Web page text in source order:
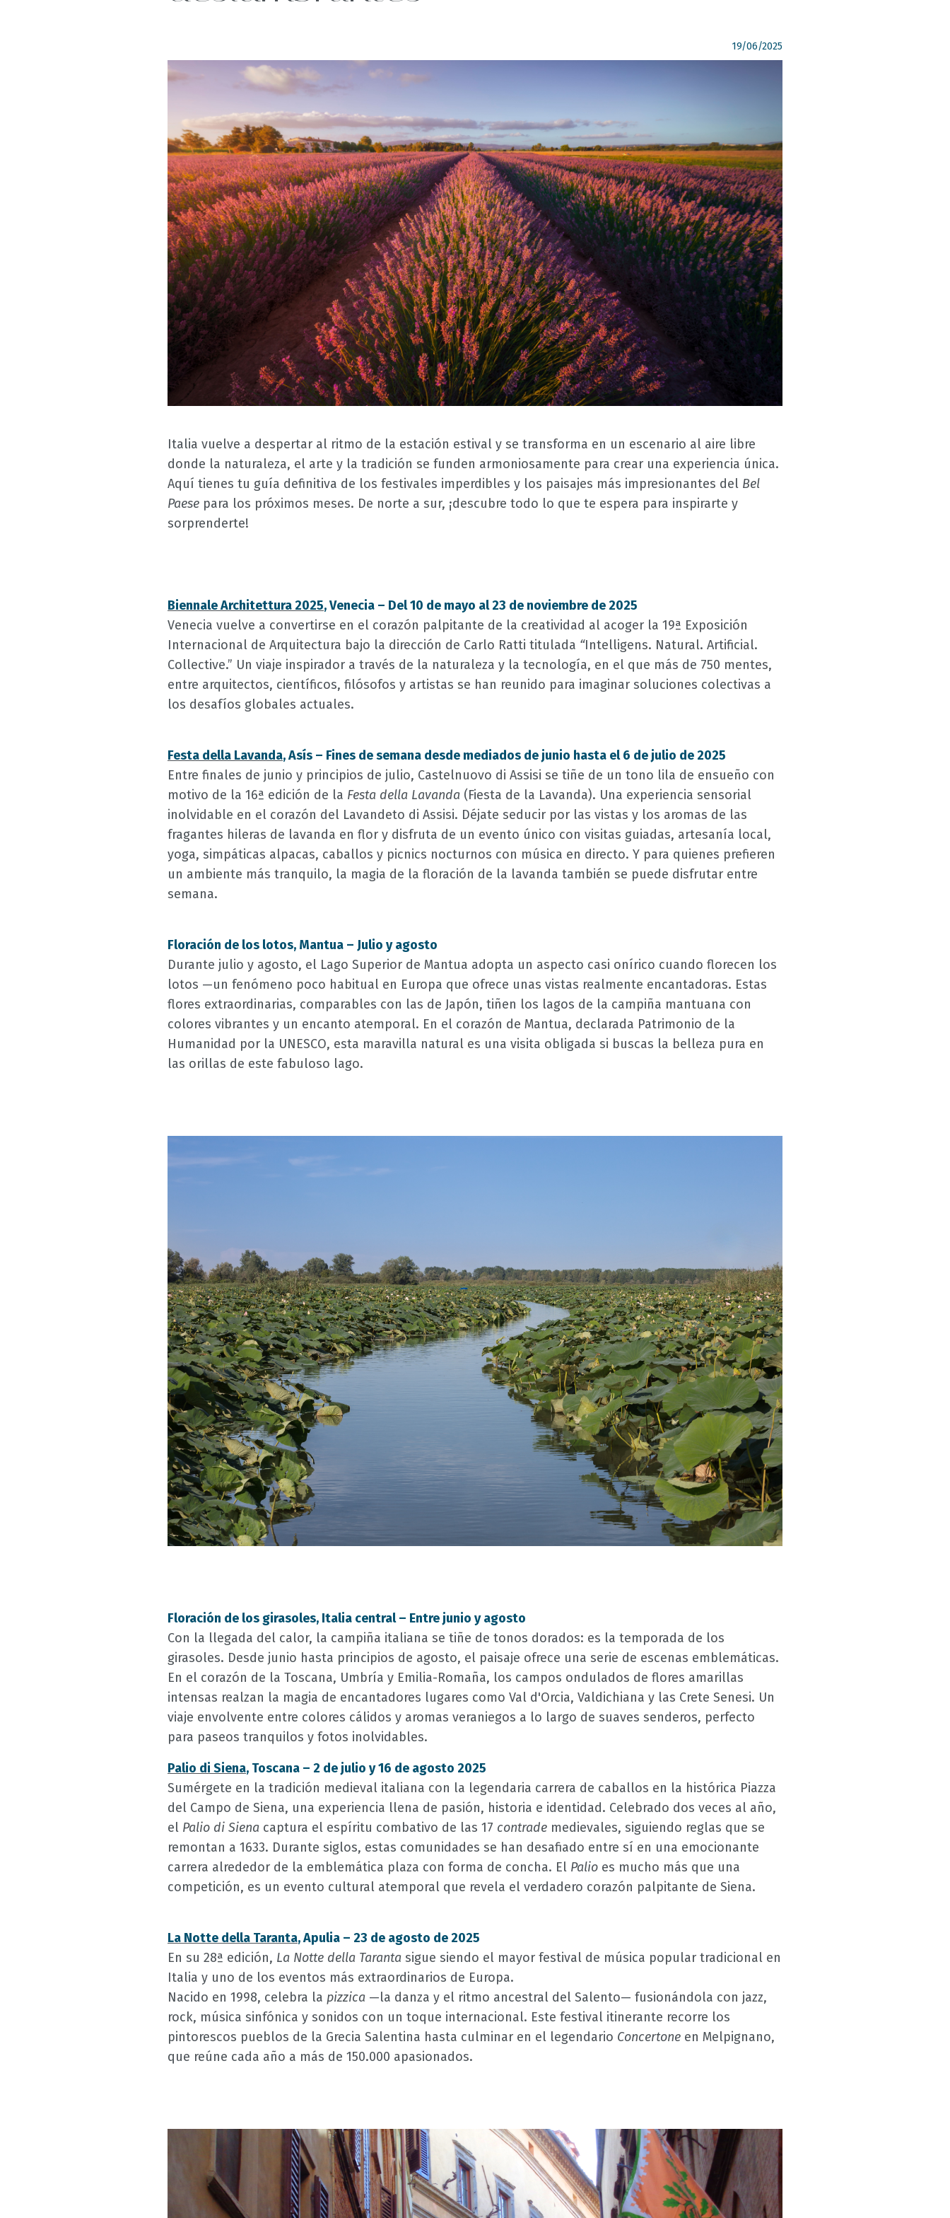
19/06/2025
Italia vuelve a despertar al ritmo de la estación estival y se transforma en un escenario al aire libre
donde la naturaleza, el arte y la tradición se funden armoniosamente para crear una experiencia única.
Aquí tienes tu guía definitiva de los festivales imperdibles y los paisajes más impresionantes del Bel
Paese para los próximos meses. De norte a sur, ¡descubre todo lo que te espera para inspirarte y
sorprenderte!
Biennale Architettura 2025, Venecia – Del 10 de mayo al 23 de noviembre de 2025
Venecia vuelve a convertirse en el corazón palpitante de la creatividad al acoger la 19ª Exposición
Internacional de Arquitectura bajo la dirección de Carlo Ratti titulada “Intelligens. Natural. Artificial.
Collective.” Un viaje inspirador a través de la naturaleza y la tecnología, en el que más de 750 mentes,
entre arquitectos, científicos, filósofos y artistas se han reunido para imaginar soluciones colectivas a
los desafíos globales actuales.
Festa della Lavanda, Asís – Fines de semana desde mediados de junio hasta el 6 de julio de 2025
Entre finales de junio y principios de julio, Castelnuovo di Assisi se tiñe de un tono lila de ensueño con
motivo de la 16ª edición de la Festa della Lavanda (Fiesta de la Lavanda). Una experiencia sensorial
inolvidable en el corazón del Lavandeto di Assisi. Déjate seducir por las vistas y los aromas de las
fragantes hileras de lavanda en flor y disfruta de un evento único con visitas guiadas, artesanía local,
yoga, simpáticas alpacas, caballos y picnics nocturnos con música en directo. Y para quienes prefieren
un ambiente más tranquilo, la magia de la floración de la lavanda también se puede disfrutar entre
semana.
Floración de los lotos, Mantua – Julio y agosto
Durante julio y agosto, el Lago Superior de Mantua adopta un aspecto casi onírico cuando florecen los
lotos —un fenómeno poco habitual en Europa que ofrece unas vistas realmente encantadoras. Estas
flores extraordinarias, comparables con las de Japón, tiñen los lagos de la campiña mantuana con
colores vibrantes y un encanto atemporal. En el corazón de Mantua, declarada Patrimonio de la
Humanidad por la UNESCO, esta maravilla natural es una visita obligada si buscas la belleza pura en
las orillas de este fabuloso lago.
Floración de los girasoles, Italia central – Entre junio y agosto
Con la llegada del calor, la campiña italiana se tiñe de tonos dorados: es la temporada de los
girasoles. Desde junio hasta principios de agosto, el paisaje ofrece una serie de escenas emblemáticas.
En el corazón de la Toscana, Umbría y Emilia-Romaña, los campos ondulados de flores amarillas
intensas realzan la magia de encantadores lugares como Val d'Orcia, Valdichiana y las Crete Senesi. Un
viaje envolvente entre colores cálidos y aromas veraniegos a lo largo de suaves senderos, perfecto
para paseos tranquilos y fotos inolvidables.
Palio di Siena, Toscana – 2 de julio y 16 de agosto 2025
Sumérgete en la tradición medieval italiana con la legendaria carrera de caballos en la histórica Piazza
del Campo de Siena, una experiencia llena de pasión, historia e identidad. Celebrado dos veces al año,
el Palio di Siena captura el espíritu combativo de las 17 contrade medievales, siguiendo reglas que se
remontan a 1633. Durante siglos, estas comunidades se han desafiado entre sí en una emocionante
carrera alrededor de la emblemática plaza con forma de concha. El Palio es mucho más que una
competición, es un evento cultural atemporal que revela el verdadero corazón palpitante de Siena.
La Notte della Taranta, Apulia – 23 de agosto de 2025
En su 28ª edición, La Notte della Taranta sigue siendo el mayor festival de música popular tradicional en
Italia y uno de los eventos más extraordinarios de Europa.
Nacido en 1998, celebra la pizzica —la danza y el ritmo ancestral del Salento— fusionándola con jazz,
rock, música sinfónica y sonidos con un toque internacional. Este festival itinerante recorre los
pintorescos pueblos de la Grecia Salentina hasta culminar en el legendario Concertone en Melpignano,
que reúne cada año a más de 150.000 apasionados.